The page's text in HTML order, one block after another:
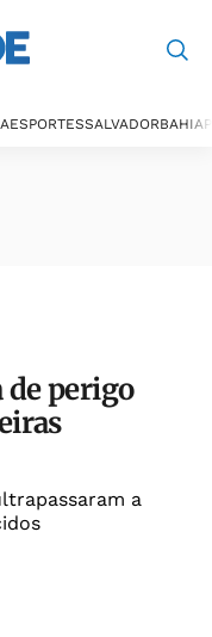
ESPORTESSALVADORBAHIA
de perigo
a